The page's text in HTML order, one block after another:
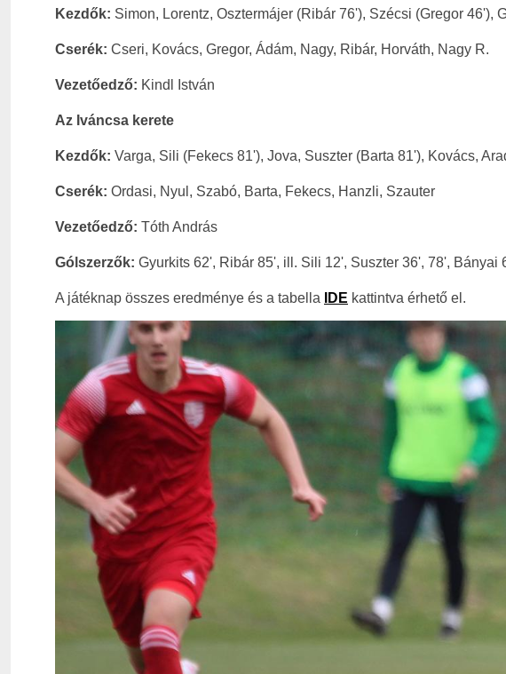
Kezdők: Simon, Lorentz, Osztermájer (Ribár 76'), Szécsi (Gregor 46'),
Cserék: Cseri, Kovács, Gregor, Ádám, Nagy, Ribár, Horváth, Nagy R.
Vezetőedző: Kindl István
Az Iváncsa kerete
Kezdők: Varga, Sili (Fekecs 81'), Jova, Suszter (Barta 81'), Kovács,
Cserék: Ordasi, Nyul, Szabó, Barta, Fekecs, Hanzli, Szauter
Vezetőedző: Tóth András
Gólszerzők: Gyurkits 62', Ribár 85', ill. Sili 12', Suszter 36', 78', Bányai
A játéknap összes eredménye és a tabella IDE kattintva érhető el.